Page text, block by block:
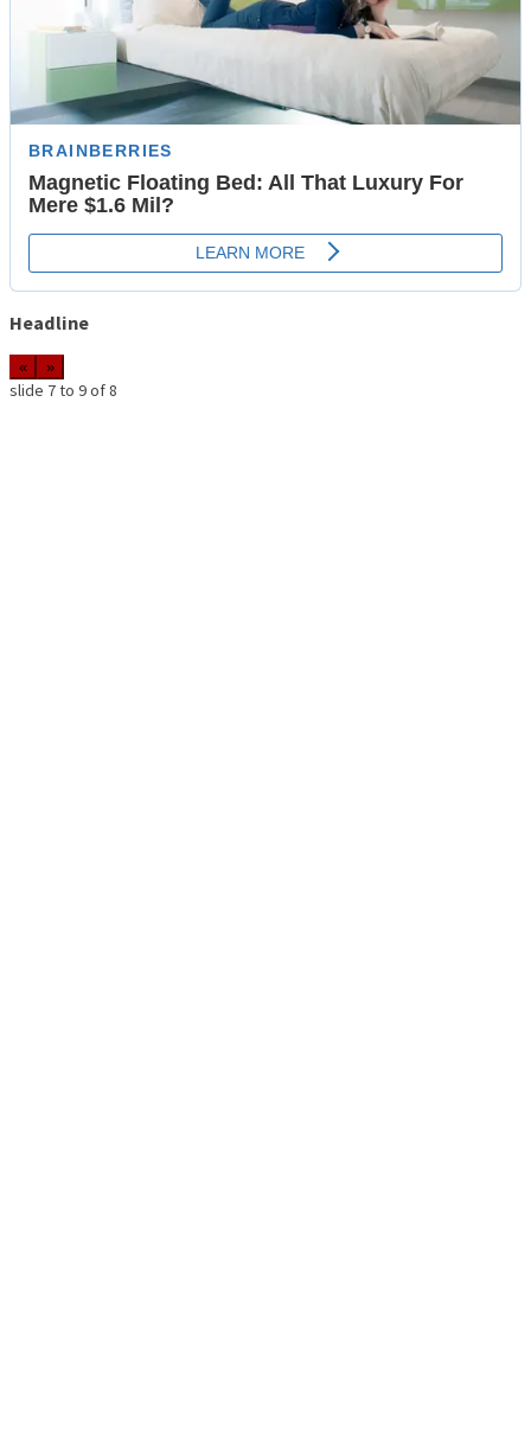
Headline
« »
slide 7 to 9of 8